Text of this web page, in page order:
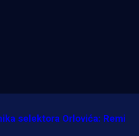
selektora Orlovića: Remi